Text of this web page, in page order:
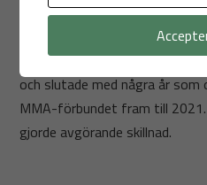
organisation inleddes 2001
August Wallén startade
(shootfighting övergick
och slutade med några år
MMA-förbundet fram till
gjorde avgörande skillnad.